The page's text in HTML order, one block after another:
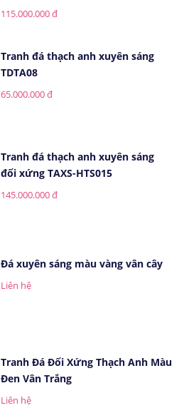
115.000.000 đ
Tranh đá thạch anh xuyên sáng
TDTA08
65.000.000 đ
Tranh đá thạch anh xuyên sáng
đối xứng TAXS-HTS015
145.000.000 đ
Đá xuyên sáng màu vàng vân cây
Liên hệ
Tranh Đá Đối Xứng Thạch Anh Màu
Đen Vân Trắng
Liên hệ